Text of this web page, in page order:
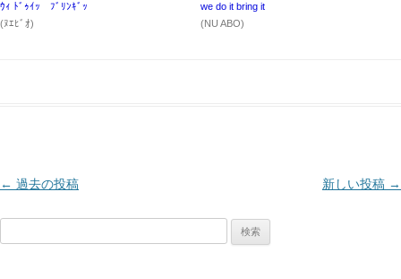
ｳｨ ﾄﾞｩｲｯ ﾌﾞﾘﾝｷﾞｯ
(ﾇｴﾋﾞｵ)
we do it bring it
(NU ABO)
投
← 過去の投稿 新しい投稿 →